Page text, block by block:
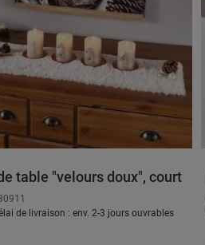
table "velours doux", court
de livraison : env. 2-3 jours ouvrables